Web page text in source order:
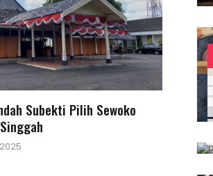
Subekti Pilih Sewoko